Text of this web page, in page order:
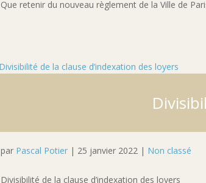
Que retenir du nouveau règlement de la Ville de
par Pascal Potier | 25 janvier 2022 | Non classé
Divisibilité de la clause d’indexation des loyers